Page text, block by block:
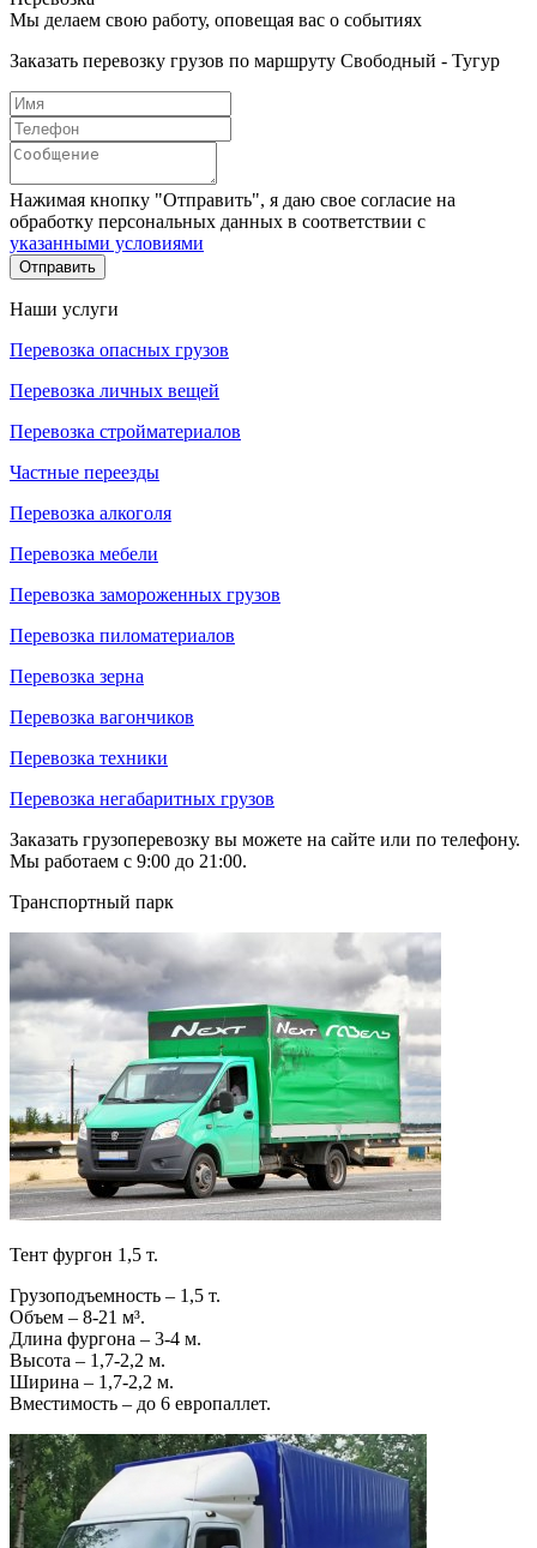
Мы делаем свою работу, оповещая вас о событиях
Заказать перевозку грузов по маршруту Свободный - Тугур
Нажимая кнопку "Отправить", я даю свое согласие на
обработку персональных данных в соответствии с
указанными условиями
Отправить
Наши услуги
Перевозка опасных грузов
Перевозка личных вещей
Перевозка стройматериалов
Частные переезды
Перевозка алкоголя
Перевозка мебели
Перевозка замороженных грузов
Перевозка пиломатериалов
Перевозка зерна
Перевозка вагончиков
Перевозка техники
Перевозка негабаритных грузов
Заказать грузоперевозку вы можете на сайте или по телефону.
Мы работаем с 9:00 до 21:00.
Транспортный парк
Тент фургон 1,5 т.
Грузоподъемность – 1,5 т.
Объем – 8-21 м³.
Длина фургона – 3-4 м.
Высота – 1,7-2,2 м.
Ширина – 1,7-2,2 м.
Вместимость – до 6 европаллет.